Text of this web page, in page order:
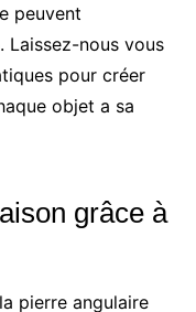
peuvent
Laissez-nous vous
pour créer
objet a sa
grâce à
pierre angulaire